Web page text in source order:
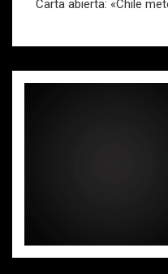
Carta abierta: «Chile